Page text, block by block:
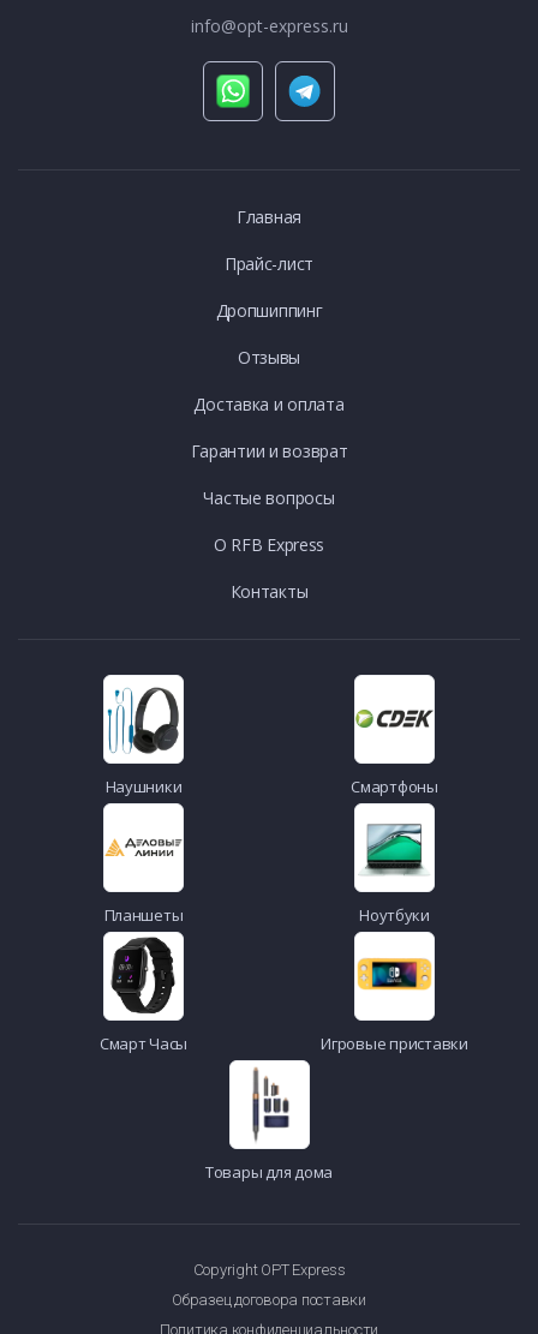
info@opt-express.ru
Главная
Прайс-лист
Дропшиппинг
Отзывы
Доставка и оплата
Гарантии и возврат
Частые вопросы
О RFB Express
Контакты
Наушники Смартфоны
Планшеты Ноутбуки
Смарт Часы Игровые приставки
Товары для дома
Copyright OPT Express
Образец договора поставки
Политика конфиденциальности